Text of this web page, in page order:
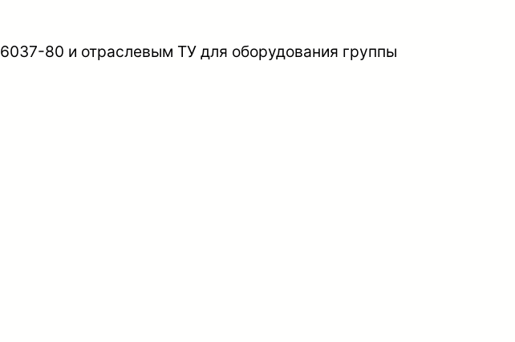
80 и отраслевым ТУ для оборудования группы